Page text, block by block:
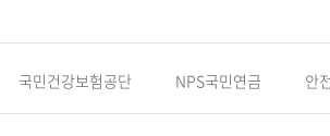
국민건강보험공단 NPS국민연금 안